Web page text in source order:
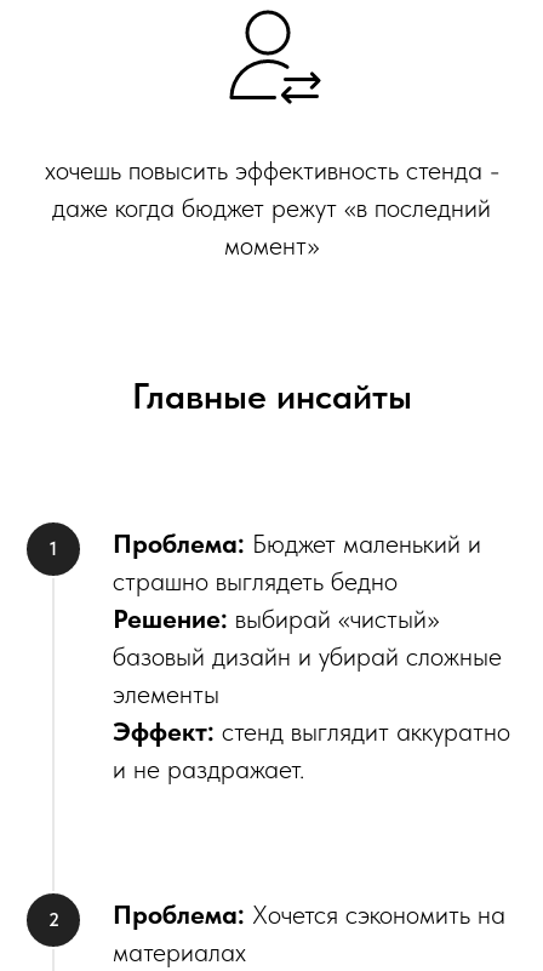
хочешь повысить эффективность стенда -
даже когда бюджет режут «в последний
момент»
Главные инсайты
Проблема: Бюджет маленький и
страшно выглядеть бедно
Решение: выбирай «чистый»
базовый дизайн и убирай сложные
элементы
Эффект: стенд выглядит аккуратно
и не раздражает.
Проблема: Хочется сэкономить на
материалах